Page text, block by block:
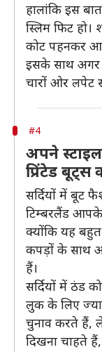
हालांकि इस
स्लिम फिट हो।
कोट पहनकर
इसके साथ अगर
चारों ओर लपेट
#4
अपने
प्रिंटेड
सर्दियों में बूट
टिम्बरलैंड
क्योंकि यह
कपड़ों के साथ
हैं।
सर्दियों में ठंड
लुक के लिए
चुनाव करते हैं,
दिखना चाहते